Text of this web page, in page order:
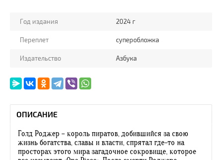
Год издания 2024 г
Переплет суперобложка
Издательство Азбука
ОПИСАНИЕ
Голд Роджер – король пиратов, добившийся за свою
жизнь богатства, славы и власти, спрятал где-то на
просторах этого мира загадочное сокровище, которое